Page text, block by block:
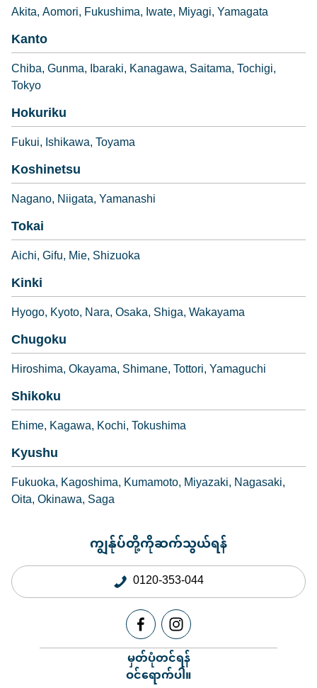
Akita Aomori Fukushima Iwate Miyagi Yamagata
Kanto
Chiba Gunma Ibaraki Kanagawa Saitama Tochigi
Tokyo
Hokuriku
Fukui Ishikawa Toyama
Koshinetsu
Nagano Niigata Yamanashi
Tokai
Aichi Gifu Mie Shizuoka
Kinki
Hyogo Kyoto Nara Osaka Shiga Wakayama
Chugoku
Hiroshima Okayama Shimane Tottori Yamaguchi
Shikoku
Ehime Kagawa Kochi Tokushima
Kyushu
Fukuoka Kagoshima Kumamoto Miyazaki Nagasaki
Oita Okinawa Saga
ကျွန်ုပ်တို့ကိုဆက်သွယ်ရန်
0120-353-044
မှတ်ပုံတင်ရန်
ဝင်ရောက်ပါ။